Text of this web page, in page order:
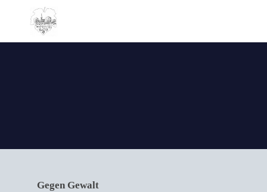
Gegen Gewalt